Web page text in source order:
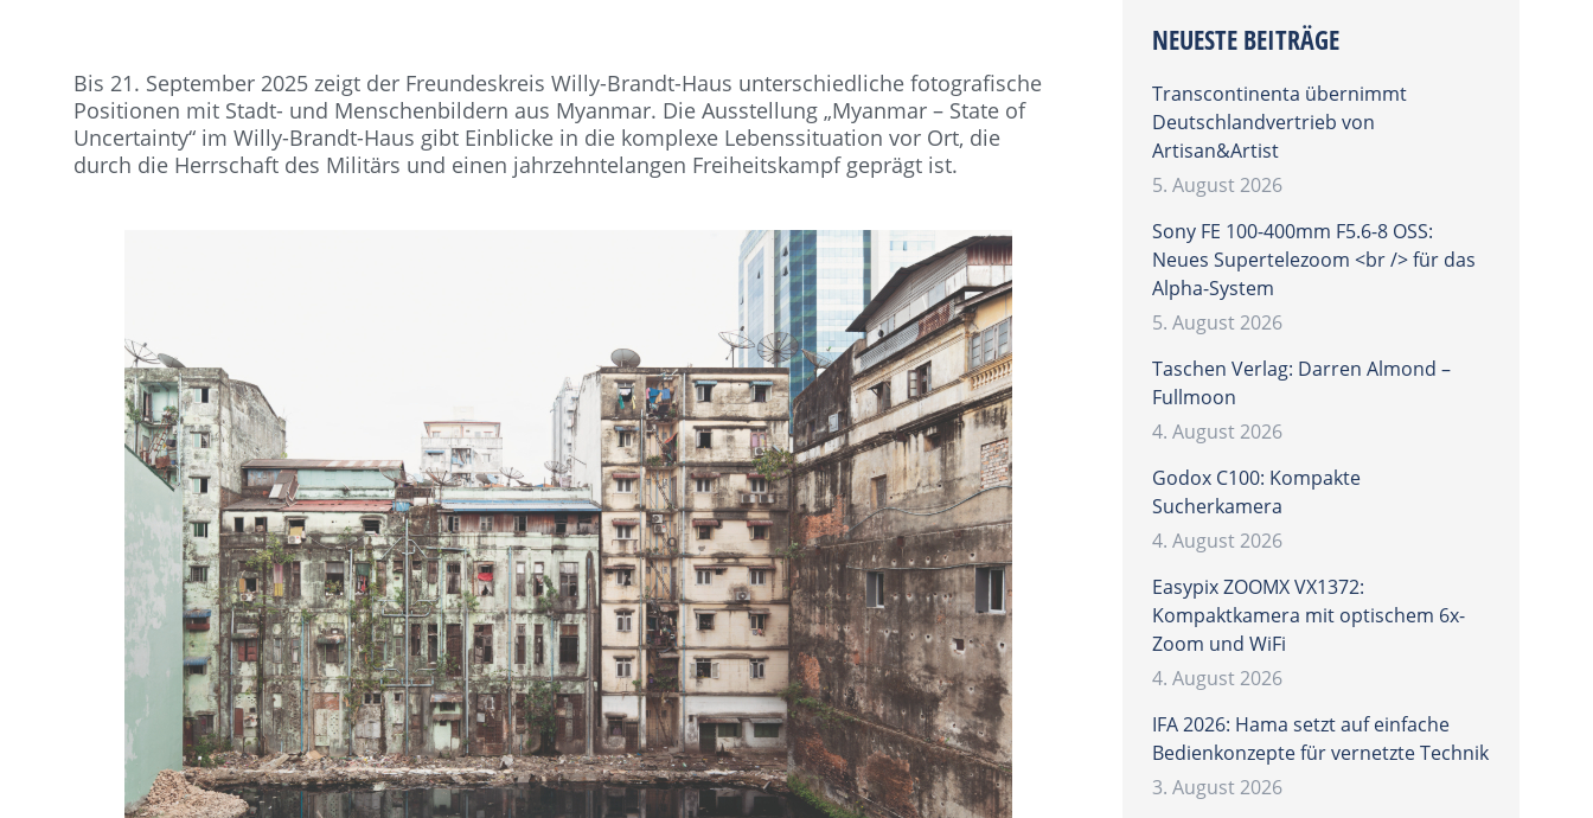
Bis 21. September 2025 zeigt der Freundeskreis Willy-Brandt-Haus unterschiedliche fotografische
Positionen mit Stadt- und Menschenbildern aus Myanmar. Die Ausstellung „Myanmar – State of
Uncertainty“ im Willy-Brandt-Haus gibt Einblicke in die komplexe Lebenssituation vor Ort, die
durch die Herrschaft des Militärs und einen jahrzehntelangen Freiheitskampf geprägt ist.
NEUESTE BEITRÄGE
Transcontinenta übernimmt
Deutschlandvertrieb von
Artisan&Artist
5. August 2026
Sony FE 100-400mm F5.6-8 OSS:
Neues Supertelezoom <br /> für das
Alpha-System
5. August 2026
Taschen Verlag: Darren Almond –
Fullmoon
4. August 2026
Godox C100: Kompakte
Sucherkamera
4. August 2026
Easypix ZOOMX VX1372:
Kompaktkamera mit optischem 6x-
Zoom und WiFi
4. August 2026
IFA 2026: Hama setzt auf einfache
Bedienkonzepte für vernetzte Technik
3. August 2026